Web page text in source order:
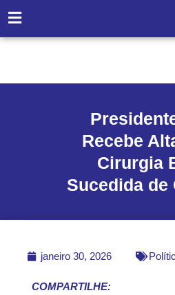
para
o
Recebe
Cirurgia
Sucedida de
janeiro 30, 2026
COMPARTILHE: